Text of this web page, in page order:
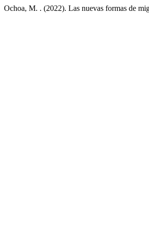
Ochoa, M. . (2022). Las nuevas formas de